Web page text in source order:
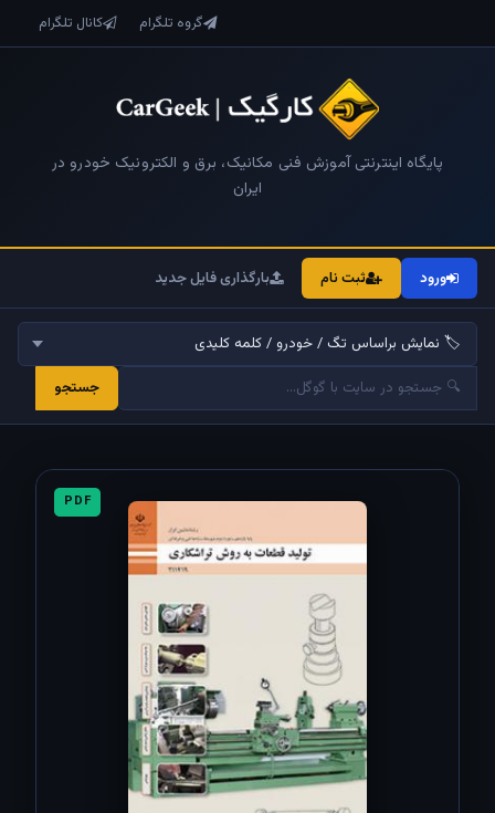
گروه تلگرام کانال تلگرام
پایگاه اینترنتی آموزش فنی مکانیک، برق و الکترونیک خودرو در
ایران
ورود ثبت نام بارگذاری فایل جدید
جستجو
PDF